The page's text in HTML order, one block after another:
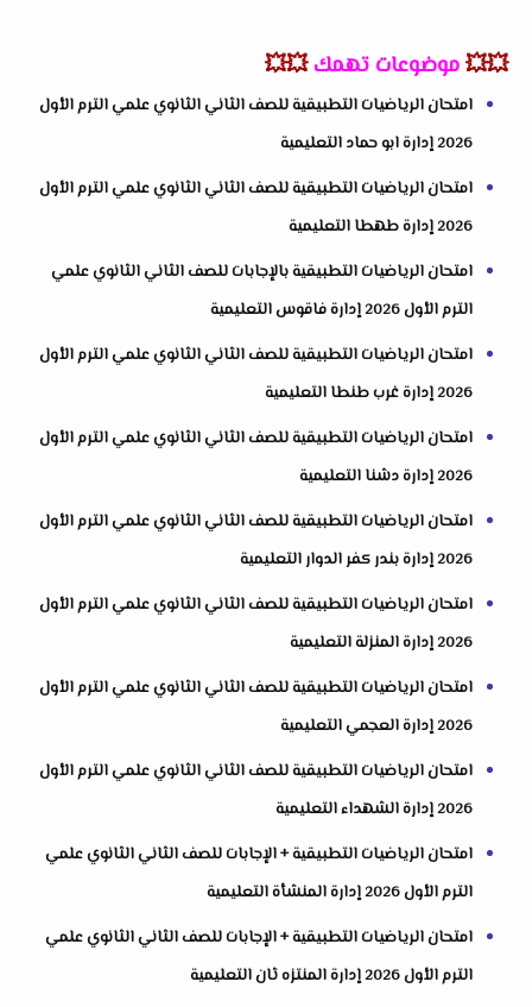
💥💥موضوعات تهمك 💥💥
امتحان الرياضيات التطبيقية للصف الثاني الثانوي علمي الترم الأول
2026 إدارة ابو حماد التعليمية
امتحان الرياضيات التطبيقية للصف الثاني الثانوي علمي الترم الأول
2026 إدارة طهطا التعليمية
امتحان الرياضيات التطبيقية بالإجابات للصف الثاني الثانوي علمي
الترم الأول 2026 إدارة فاقوس التعليمية
امتحان الرياضيات التطبيقية للصف الثاني الثانوي علمي الترم الأول
2026 إدارة غرب طنطا التعليمية
امتحان الرياضيات التطبيقية للصف الثاني الثانوي علمي الترم الأول
2026 إدارة دشنا التعليمية
امتحان الرياضيات التطبيقية للصف الثاني الثانوي علمي الترم الأول
2026 إدارة بندر كفر الدوار التعليمية
امتحان الرياضيات التطبيقية للصف الثاني الثانوي علمي الترم الأول
2026 إدارة المنزلة التعليمية
امتحان الرياضيات التطبيقية للصف الثاني الثانوي علمي الترم الأول
2026 إدارة العجمي التعليمية
امتحان الرياضيات التطبيقية للصف الثاني الثانوي علمي الترم الأول
2026 إدارة الشهداء التعليمية
امتحان الرياضيات التطبيقية + الإجابات للصف الثاني الثانوي علمي
الترم الأول 2026 إدارة المنشأة التعليمية
امتحان الرياضيات التطبيقية + الإجابات للصف الثاني الثانوي علمي
الترم الأول 2026 إدارة المنتزه ثان التعليمية